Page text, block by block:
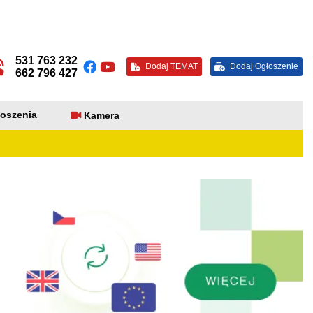
531 763 232
662 796 427
Dodaj TEMAT Dodaj Ogłoszenie
Kamera